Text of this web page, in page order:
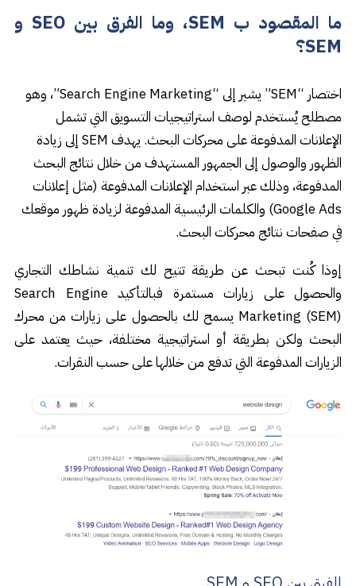
ما المقصود ب SEM، وما الفرق بين SEO و
SEM؟
اختصار “SEM” يشير إلى “Search Engine Marketing”، وهو
مصطلح يُستخدم لوصف استراتيجيات التسويق التي تشمل
الإعلانات المدفوعة على محركات البحث. يهدف SEM إلى زيادة
الظهور والوصول إلى الجمهور المستهدف من خلال نتائج البحث
المدفوعة، وذلك عبر استخدام الإعلانات المدفوعة (مثل إعلانات
Google Ads) والكلمات الرئيسية المدفوعة لزيادة ظهور موقعك
في صفحات نتائج محركات البحث.
إوذا كُنت تبحث عن طريقة تتيح لك تنمية نشاطك التجاري
والحصول على زيارات مستمرة فبالتأكيد Search Engine
Marketing (SEM) يسمح لك بالحصول على زيارات من محرك
البحث ولكن بطريقة أو استراتيجية مختلفة، حيث يعتمد على
الزيارات المدفوعة التي تدفع من خلالها على حسب النقرات.